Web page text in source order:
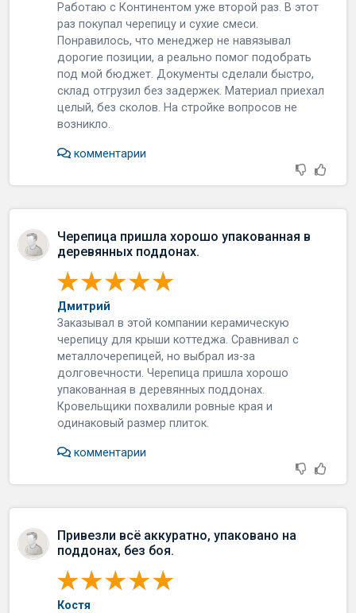
Работаю с Континентом уже второй раз. В этот
раз покупал черепицу и сухие смеси.
Понравилось, что менеджер не навязывал
дорогие позиции, а реально помог подобрать
под мой бюджет. Документы сделали быстро,
склад отгрузил без задержек. Материал приехал
целый, без сколов. На стройке вопросов не
возникло.
комментарии
Черепица пришла хорошо упакованная в
деревянных поддонах.
Дмитрий
Заказывал в этой компании керамическую
черепицу для крыши коттеджа. Сравнивал с
металлочерепицей, но выбрал из-за
долговечности. Черепица пришла хорошо
упакованная в деревянных поддонах.
Кровельщики похвалили ровные края и
одинаковый размер плиток.
комментарии
Привезли всё аккуратно, упаковано на
поддонах, без боя.
Костя